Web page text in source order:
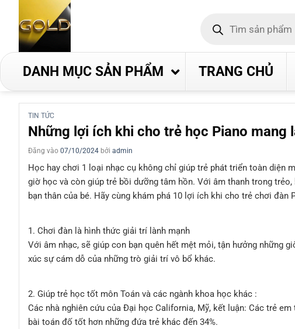
dung
kiếm
DANH MỤC SẢN PHẨM TRANG CHỦ
TIN TỨC
Những lợi ích khi cho trẻ học Piano mang
Đăng vào 07/10/2024 bởi admin
Học hay chơi 1 loại nhạc cụ không chỉ giúp trẻ phát triển toàn diện
giờ học và còn giúp trẻ bồi dưỡng tâm hồn. Với âm thanh trong
bạn thân của bé. Hãy cùng khám phá 10 lợi ích khi cho trẻ chơi đàn
1. Chơi đàn là hình thức giải trí lành mạnh
Với âm nhạc, sẽ giúp con bạn quên hết mệt mỏi, tận hưởng những
xúc sự cám dỗ của những trò giải trí vô bổ khác.
2. Giúp trẻ học tốt môn Toán và các ngành khoa học khác :
Các nhà nghiên cứu của Đại học California, Mỹ, kết luận: Các trẻ
bài toán đố tốt hơn những đứa trẻ khác đến 34%.